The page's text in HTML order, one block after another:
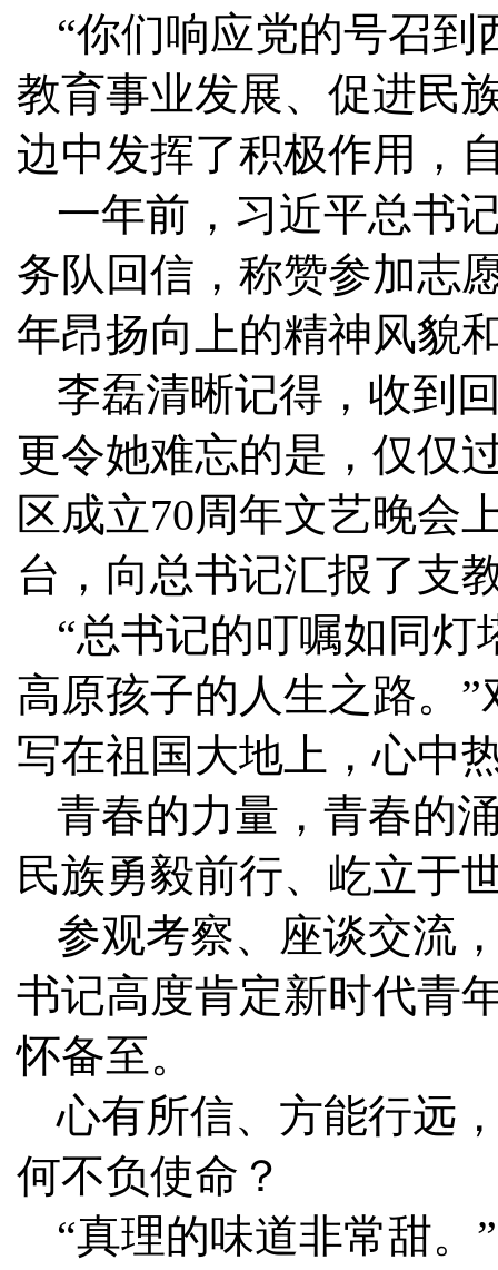
“你们响应党的号召
教育事业发展、促进民
边中发挥了积极作用，
一年前，习近平总书
务队回信，称赞参加志
年昂扬向上的精神风貌
李磊清晰记得，收到
更令她难忘的是，仅仅
区成立70周年文艺晚会
台，向总书记汇报了支
“总书记的叮嘱如同
高原孩子的人生之路。
写在祖国大地上，心中
青春的力量，青春的
民族勇毅前行、屹立于
参观考察、座谈交流
书记高度肯定新时代青
怀备至。
心有所信、方能行远
何不负使命？
“真理的味道非常甜